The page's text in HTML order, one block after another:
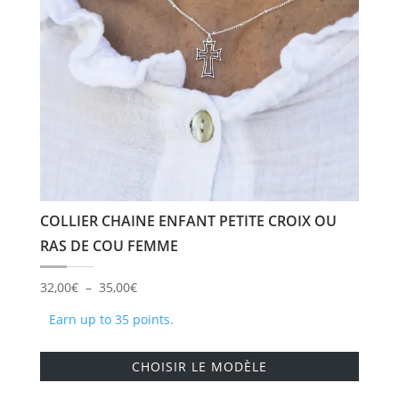
COLLIER CHAINE ENFANT PETITE CROIX OU
RAS DE COU FEMME
32,00€ – 35,00€Plage
32,00€
à
Earn up to 35 points.
CHOISIR LE MODÈLE
Ce